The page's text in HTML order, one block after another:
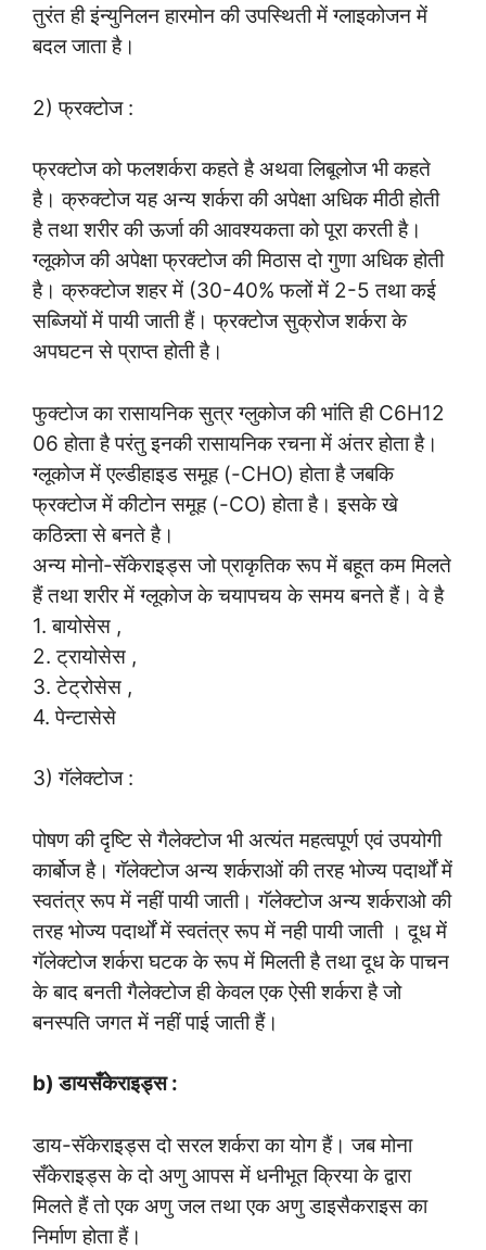
तुरंत ही इंन्युनिलन हारमोन की उपस्थिती में ग्लाइकोजन में
बदल जाता है।
2) फ्रक्टोज :
फ्रक्टोज को फलशर्करा कहते है अथवा लिबूलोज भी कहते
है। क्रुक्टोज यह अन्य शर्करा की अपेक्षा अधिक मीठी होती
है तथा शरीर की ऊर्जा की आवश्यकता को पूरा करती है।
ग्लूकोज की अपेक्षा फ्रक्टोज की मिठास दो गुणा अधिक होती
है। क्रुक्टोज शहर में (30-40% फलों में 2-5 तथा कई
सब्जियों में पायी जाती हैं। फ्रक्टोज सुक्रोज शर्करा के
अपघटन से प्राप्त होती है।
फुक्टोज का रासायनिक सुत्र ग्लुकोज की भांति ही C6H12
06 होता है परंतु इनकी रासायनिक रचना में अंतर होता है।
ग्लूकोज में एल्डीहाइड समूह (-CHO) होता है जबकि
फ्रक्टोज में कीटोन समूह (-CO) होता है। इसके खे
कठिन्न्ता से बनते है।
अन्य मोनो-सॅकेराइड्स जो प्राकृतिक रूप में बहूत कम मिलते
हैं तथा शरीर में ग्लूकोज के चयापचय के समय बनते हैं। वे है
1. बायोसेस ,
2. ट्रायोसेस ,
3. टेट्रोसेस ,
4. पेन्टासेसे
3) गॅलेक्टोज :
पोषण की दृष्टि से गैलेक्टोज भी अत्यंत महत्वपूर्ण एवं उपयोगी
कार्बोज है। गॅलेक्टोज अन्य शर्कराओं की तरह भोज्य पदार्थों में
स्वतंत्र रूप में नहीं पायी जाती। गॅलेक्टोज अन्य शर्कराओ की
तरह भोज्य पदार्थों में स्वतंत्र रूप में नही पायी जाती । दूध में
गॅलेक्टोज शर्करा घटक के रूप में मिलती है तथा दूध के पाचन
के बाद बनती गैलेक्टोज ही केवल एक ऐसी शर्करा है जो
बनस्पति जगत में नहीं पाई जाती हैं।
b) डायसँकेराइड्स :
डाय-सॅकेराइड्स दो सरल शर्करा का योग हैं। जब मोना
सँकेराइड्स के दो अणु आपस में धनीभूत क्रिया के द्वारा
मिलते हैं तो एक अणु जल तथा एक अणु डाइसैकराइस का
निर्माण होता हैं।